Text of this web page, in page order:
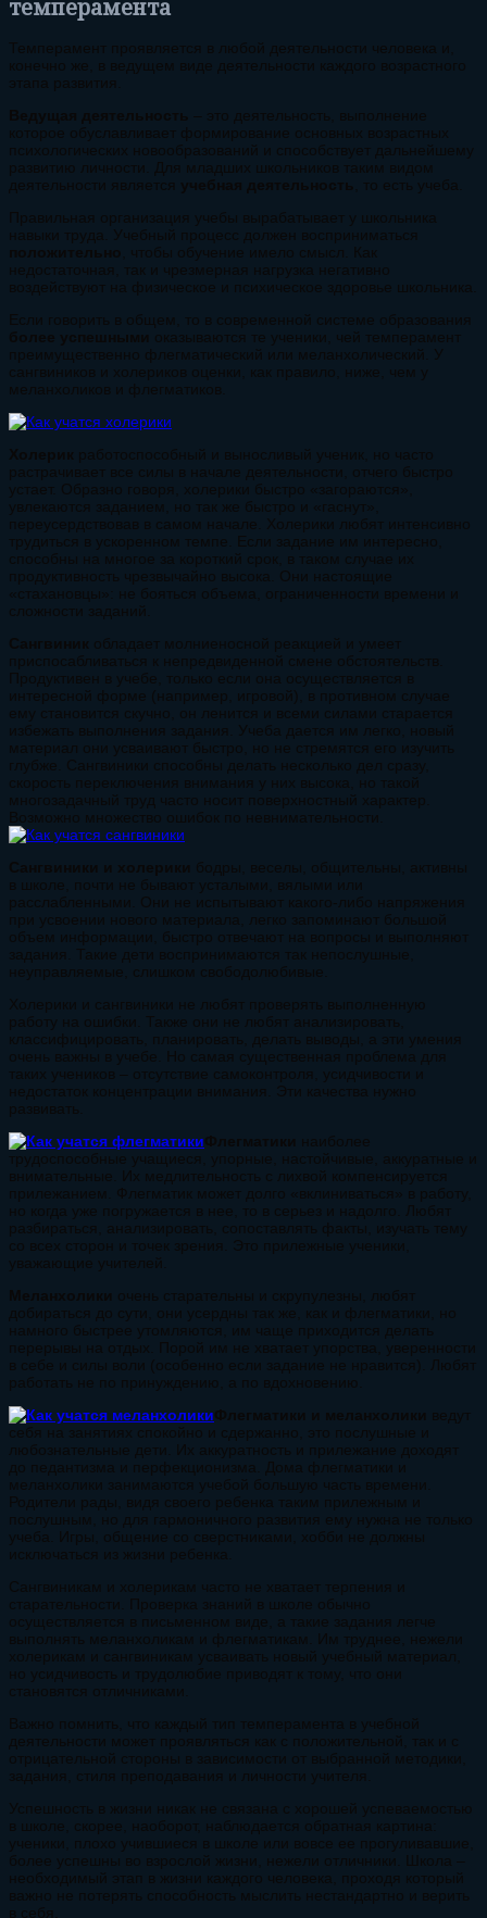
темперамента
Темперамент проявляется в любой деятельности человека и,
конечно же, в ведущем виде деятельности каждого возрастного
этапа развития.
Ведущая деятельность
– это деятельность, выполнение
которое обуславливает формирование основных возрастных
психологических новообразований и способствует дальнейшему
развитию личности. Для младших школьников таким видом
деятельности является
учебная деятельность
, то есть учеба.
Правильная организация учебы вырабатывает у школьника
навыки труда. Учебный процесс должен восприниматься
положительно
, чтобы обучение имело смысл. Как
недостаточная, так и чрезмерная нагрузка негативно
воздействуют на физическое и психическое здоровье школьника.
Если говорить в общем, то в современной системе образования
более успешными оказываются те ученики, чей темперамент
преимущественно флегматический или меланхолический. У
сангвиников и холериков оценки, как правило, ниже, чем у
меланхоликов и флегматиков.
Холерик работоспособный и выносливый ученик, но часто
растрачивает все силы в начале деятельности, отчего быстро
устает. Образно говоря, холерики быстро «загораются»,
увлекаются заданием, но так же быстро и «гаснут»,
переусердствовав в самом начале. Холерики любят интенсивно
трудиться в ускоренном темпе. Если задание им интересно,
способны на многое за короткий срок, в таком случае их
продуктивность чрезвычайно высока. Они настоящие
«стахановцы»: не бояться объема, ограниченности времени и
сложности заданий.
Сангвиник обладает молниеносной реакцией и умеет
приспосабливаться к непредвиденной смене обстоятельств.
Продуктивен в учебе, только если она осуществляется в
интересной форме (например, игровой), в противном случае
ему становится скучно, он ленится и всеми силами старается
избежать выполнения задания. Учеба дается им легко, новый
материал они усваивают быстро, но не стремятся его изучить
глубже. Сангвиники способны делать несколько дел сразу,
скорость переключения внимания у них высока, но такой
многозадачный труд часто носит поверхностный характер.
Возможно множество ошибок по невнимательности.
Сангвиники и холерики
бодры, веселы, общительны, активны
в школе, почти не бывают усталыми, вялыми или
расслабленными. Они не испытывают какого-либо напряжения
при усвоении нового материала, легко запоминают большой
объем информации, быстро отвечают на вопросы и выполняют
задания. Такие дети воспринимаются так непослушные,
неуправляемые, слишком свободолюбивые.
Холерики и сангвиники не любят проверять выполненную
работу на ошибки. Также они не любят анализировать,
классифицировать, планировать, делать выводы, а эти умения
очень важны в учебе. Но самая существенная проблема для
таких учеников – отсутствие самоконтроля, усидчивости и
недостаток концентрации внимания. Эти качества нужно
развивать.
Флегматики
наиболее
трудоспособные учащиеся, упорные, настойчивые, аккуратные и
внимательные. Их медлительность с лихвой компенсируется
прилежанием. Флегматик может долго «вклиниваться» в работу,
но когда уже погружается в нее, то в серьез и надолго. Любят
разбираться, анализировать, сопоставлять факты, изучать тему
со всех сторон и точек зрения. Это прилежные ученики,
уважающие учителей.
Меланхолики очень старательны и скрупулезны, любят
добираться до сути, они усердны так же, как и флегматики, но
намного быстрее утомляются, им чаще приходится делать
перерывы на отдых. Порой им не хватает упорства, уверенности
в себе и силы воли (особенно если задание не нравится). Любят
работать не по принуждению, а по вдохновению.
Флегматики и меланхолики
ведут
себя на занятиях спокойно и сдержанно, это послушные и
любознательные дети. Их аккуратность и прилежание доходят
до педантизма и перфекционизма. Дома флегматики и
меланхолики занимаются учебой большую часть времени.
Родители рады, видя своего ребенка таким прилежным и
послушным, но для гармоничного развития ему нужна не только
учеба. Игры, общение со сверстниками, хобби не должны
исключаться из жизни ребенка.
Сангвиникам и холерикам часто не хватает терпения и
старательности. Проверка знаний в школе обычно
осуществляется в письменном виде, а такие задания легче
выполнять меланхоликам и флегматикам. Им труднее, нежели
холерикам и сангвиникам усваивать новый учебный материал,
но усидчивость и трудолюбие приводят к тому, что они
становятся отличниками.
Важно помнить, что каждый тип темперамента в учебной
деятельности может проявляться как с положительной, так и с
отрицательной стороны в зависимости от выбранной методики,
задания, стиля преподавания и личности учителя.
Успешность в жизни никак не связана с хорошей успеваемостью
в школе, скорее, наоборот, наблюдается обратная картина:
ученики, плохо учившиеся в школе или вовсе ее прогуливавшие,
более успешны во взрослой жизни, нежели отличники. Школа –
необходимый этап в жизни каждого человека, проходя который
важно не потерять способность мыслить нестандартно и верить
в себя.